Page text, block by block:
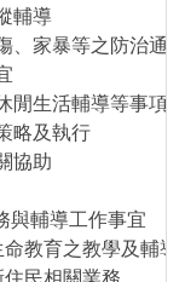
輔導
、家暴等之防治通
閒生活輔導等事項
略及執行
協助
與輔導工作事宜
教育之教學及輔導